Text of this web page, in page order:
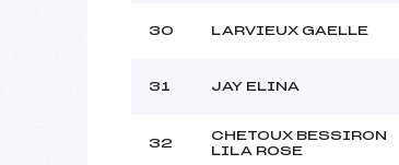
30 LARVIEUX GAELLE
31 JAY ELINA
32
CHETOUX BESSIRON
LILA ROSE